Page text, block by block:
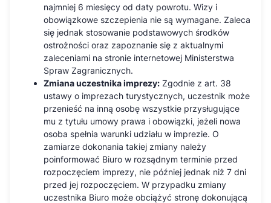
najmniej 6 miesięcy od daty powrotu. Wizy i
obowiązkowe szczepienia nie są wymagane. Zaleca
się jednak stosowanie podstawowych środków
ostrożności oraz zapoznanie się z aktualnymi
zaleceniami na stronie internetowej Ministerstwa
Spraw Zagranicznych.
Zmiana uczestnika imprezy: Zgodnie z art. 38
ustawy o imprezach turystycznych, uczestnik może
przenieść na inną osobę wszystkie przysługujące
mu z tytułu umowy prawa i obowiązki, jeżeli nowa
osoba spełnia warunki udziału w imprezie. O
zamiarze dokonania takiej zmiany należy
poinformować Biuro w rozsądnym terminie przed
rozpoczęciem imprezy, nie później jednak niż 7 dni
przed jej rozpoczęciem. W przypadku zmiany
uczestnika Biuro może obciążyć stronę dokonującą